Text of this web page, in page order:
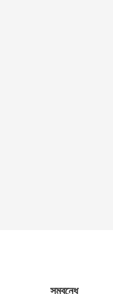
সম্বন্ধে